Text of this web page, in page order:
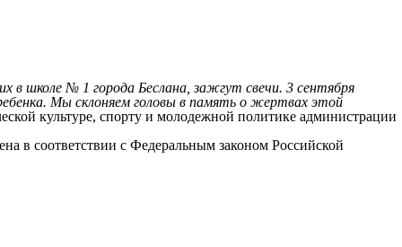
школе № 1 города Беслана, зажгут свечи. 3 сентября
ребенка. Мы склоняем головы в память о жертвах этой
культуре, спорту и молодежной политике администрации
в соответствии с Федеральным законом Российской